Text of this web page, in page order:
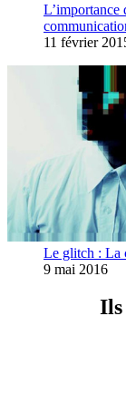
L’importance
11 février
Le glitch : La
9 mai 2016
Ils